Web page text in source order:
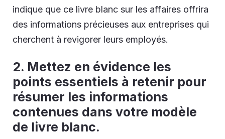
indique que ce livre blanc sur les affaires offrira
des informations précieuses aux entreprises qui
cherchent à revigorer leurs employés.
2. Mettez en évidence les
points essentiels à retenir pour
résumer les informations
contenues dans votre modèle
de livre blanc.